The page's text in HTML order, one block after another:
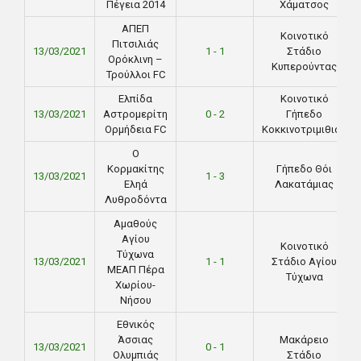
Πέγεια 2014 Χάματσος
13/03/2021
ΑΠΕΠ
Πιτσιλιάς
Ορόκλινη –
Τρούλλοι FC
1 - 1
Κοινοτικό
Στάδιο
Κυπερούντας
13/03/2021
Ελπίδα
Αστρομερίτη
Ορμήδεια FC
0 - 2
Κοινοτικό
Γήπεδο
Κοκκινοτριμιθιάς
13/03/2021
Ο
Κορμακίτης
Εληά
Λυθροδόντα
1 - 3
Γήπεδο Θόι
Λακατάμιας
13/03/2021
Αμαθούς
Αγίου
Τύχωνα
ΜΕΑΠ Πέρα
Χωρίου-
Νήσου
1 - 1
Κοινοτικό
Στάδιο Αγίου
Τύχωνα
13/03/2021
Εθνικός
Άσσιας
Ολυμπιάς
0 - 1
Μακάρειο
Στάδιο